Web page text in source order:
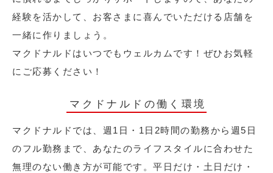
経験を活かして、お客さまに喜んでいただける店舗を
一緒に作りましょう。
マクドナルドはいつでもウェルカムです！ぜひお気軽
にご応募ください！
マクドナルドの働く環境
マクドナルドでは、週1日・1日2時間の勤務から週5日
のフル勤務まで、あなたのライフスタイルに合わせた
無理のない働き方が可能です。平日だけ・土日だけ・